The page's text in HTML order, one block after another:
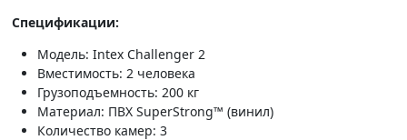
Спецификации:
Модель: Intex Challenger 2
Вместимость: 2 человека
Грузоподъемность: 200 кг
Материал: ПВХ SuperStrong™ (винил)
Количество камер: 3